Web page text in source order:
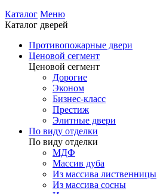
Каталог Меню
Каталог дверей
Противопожарные двери
Ценовой сегмент
Ценовой сегмент
Дорогие
Эконом
Бизнес-класс
Престиж
Элитные двери
По виду отделки
По виду отделки
МДФ
Массив дуба
Из массива лиственницы
Из массива сосны